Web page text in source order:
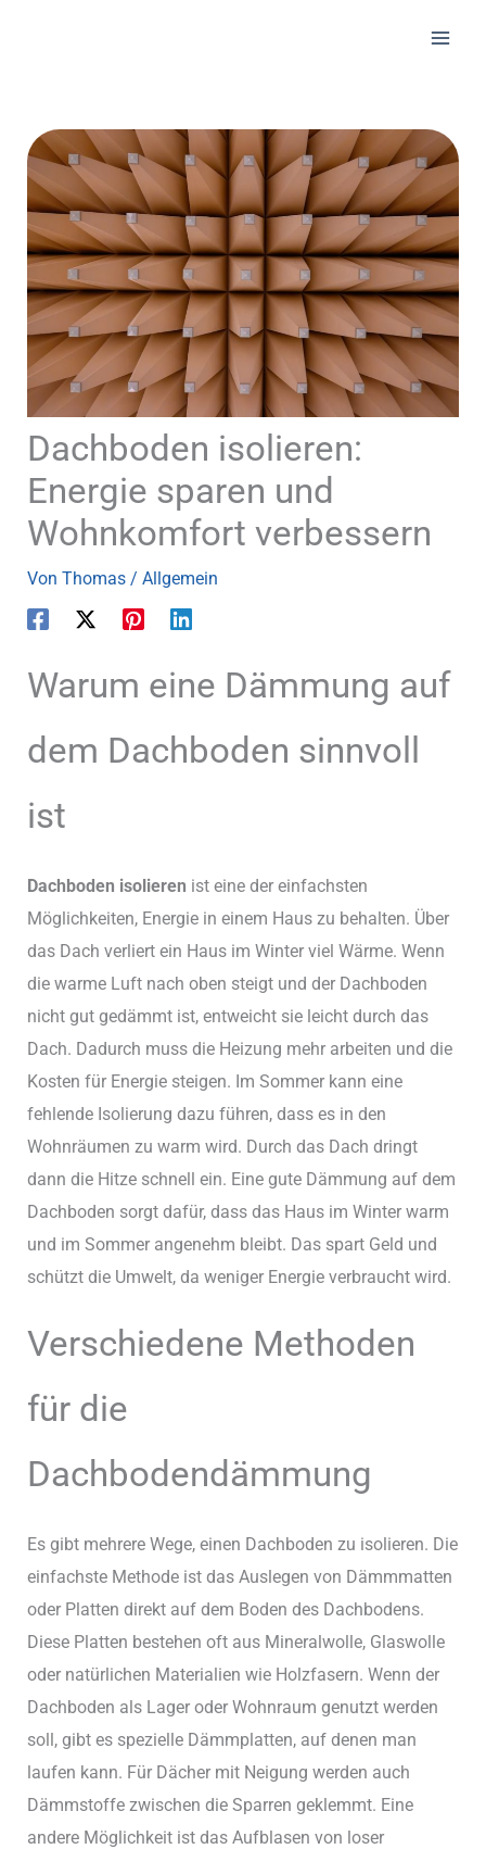
Dachboden isolieren:
Energie sparen und
Wohnkomfort verbessern
Von Thomas/Allgemein
Warum eine Dämmung auf
dem Dachboden sinnvoll
ist
Dachboden isolieren ist eine der einfachsten
Möglichkeiten, Energie in einem Haus zu behalten. Über
das Dach verliert ein Haus im Winter viel Wärme. Wenn
die warme Luft nach oben steigt und der Dachboden
nicht gut gedämmt ist, entweicht sie leicht durch das
Dach. Dadurch muss die Heizung mehr arbeiten und die
Kosten für Energie steigen. Im Sommer kann eine
fehlende Isolierung dazu führen, dass es in den
Wohnräumen zu warm wird. Durch das Dach dringt
dann die Hitze schnell ein. Eine gute Dämmung auf dem
Dachboden sorgt dafür, dass das Haus im Winter warm
und im Sommer angenehm bleibt. Das spart Geld und
schützt die Umwelt, da weniger Energie verbraucht wird.
Verschiedene Methoden
für die
Dachbodendämmung
Es gibt mehrere Wege, einen Dachboden zu isolieren. Die
einfachste Methode ist das Auslegen von Dämmmatten
oder Platten direkt auf dem Boden des Dachbodens.
Diese Platten bestehen oft aus Mineralwolle, Glaswolle
oder natürlichen Materialien wie Holzfasern. Wenn der
Dachboden als Lager oder Wohnraum genutzt werden
soll, gibt es spezielle Dämmplatten, auf denen man
laufen kann. Für Dächer mit Neigung werden auch
Dämmstoffe zwischen die Sparren geklemmt. Eine
andere Möglichkeit ist das Aufblasen von loser